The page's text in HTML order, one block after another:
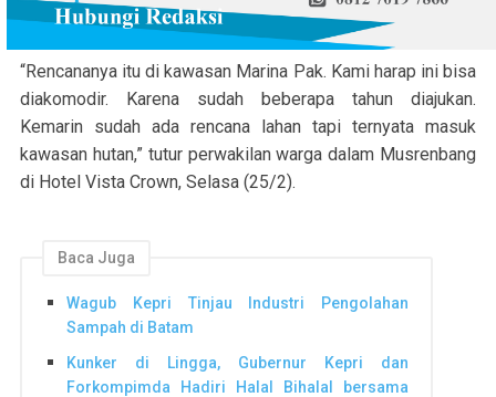
“Rencananya itu di kawasan Marina Pak. Kami harap ini bisa
diakomodir. Karena sudah beberapa tahun diajukan.
Kemarin sudah ada rencana lahan tapi ternyata masuk
kawasan hutan,” tutur perwakilan warga dalam Musrenbang
di Hotel Vista Crown, Selasa (25/2).
Baca Juga
Wagub Kepri Tinjau Industri Pengolahan
Sampah di Batam
Kunker di Lingga, Gubernur Kepri dan
Forkompimda Hadiri Halal Bihalal bersama